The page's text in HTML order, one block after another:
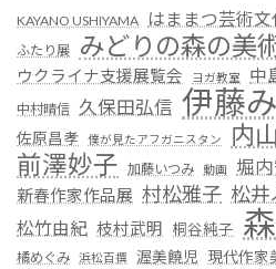
KAYANO USHIYAMA はままつ芸術
ふたり展 みどりの森の美
ウクライナ支援展覧会 ヨガ教室 中
中村晴信 久保田弘信 伊藤
佐原昌孝 僕が見たアフガニスタン 内
前澤妙子 加藤いつみ 動画 堀
新春作家作品展 村松雅子 松井
松竹由紀 枝村武明 桐谷純子
橘めぐみ 浜松百撰 渥美饒児 現代作家